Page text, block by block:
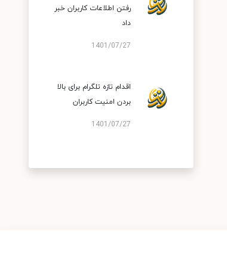
رفتن اطلاعات کاربران خبر
داد
1401/07/27
اقدام تازه تلگرام برای بالا
بردن امنیت کاربران
1401/07/27